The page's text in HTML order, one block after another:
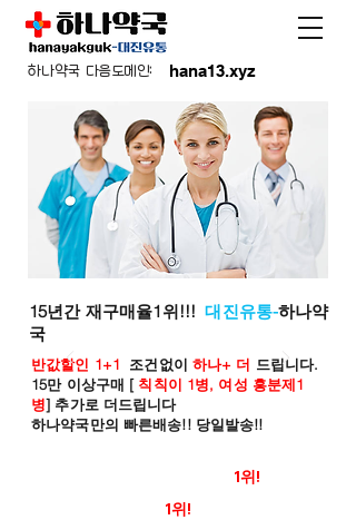
hana13.xyz
하나약국 다음도메인:
15년간 재구매율1위!!!대진유통-하나약
국
반값할인 1+1 조건없이 하나+ 더 드립니다.
15만 이상구매 [ 칙칙이 1병, 여성 흥분제1
병] 추가로 더드립니다
하나약국만의 빠른배송!! 당일발송!!
1위!
1위!